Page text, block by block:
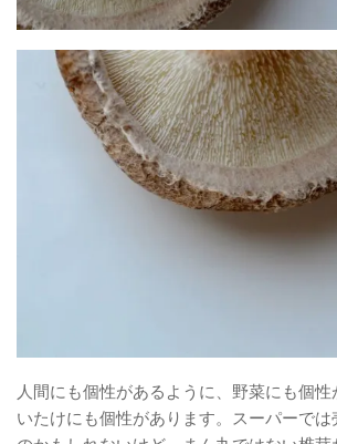
人間にも個性があるように、野菜にも個
いたけにも個性があります。スーパーで